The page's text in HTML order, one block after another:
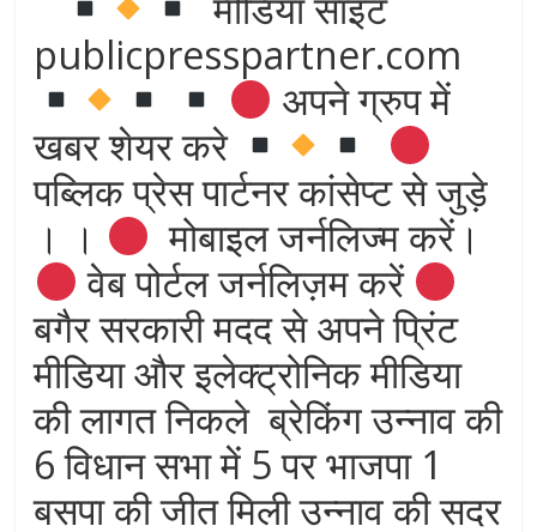
publicpresspartner.com
अपने ग्रुप में
खबर शेयर करे
पब्लिक प्रेस पार्टनर कांसेप्ट से जुड़े
। ।
मोबाइल जर्नलिज्म करें।
वेब पोर्टल जर्नलिज़म करें
बगैर सरकारी मदद से अपने प्रिंट
मीडिया और इलेक्ट्रोनिक मीडिया
की लागत निकले ब्रेकिंग उन्नाव की
6 विधान सभा में 5 पर भाजपा 1
बसपा की जीत मिली उन्नाव की सदर